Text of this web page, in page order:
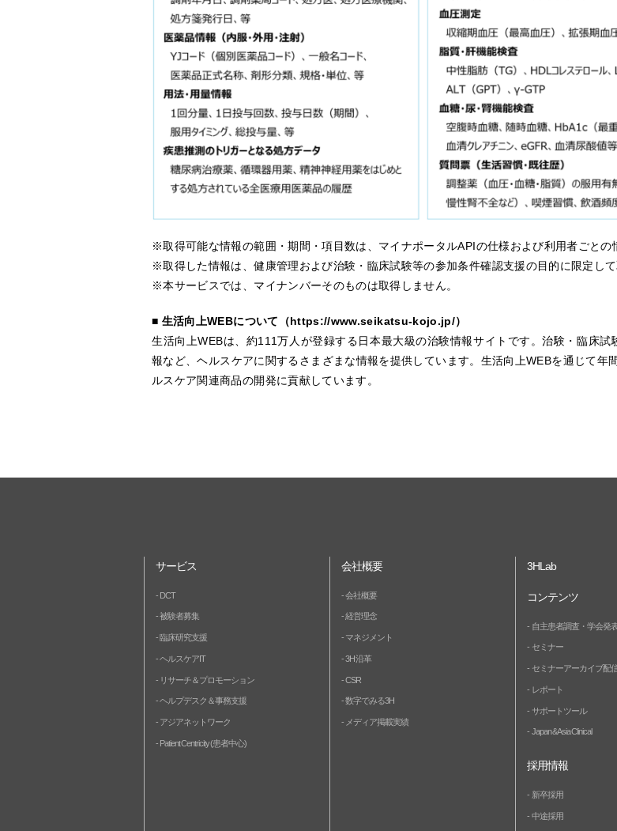
※取得可能な情報の範囲・期間・項目数は、マイナポータルAPIの仕様および利用者ごとの
※取得した情報は、健康管理および治験・臨床試験等の参加条件確認支援の目的に限定して
※本サービスでは、マイナンバーそのものは取得しません。
■ 生活向上WEBについて（https://www.seikatsu-kojo.jp/）
生活向上WEBは、約111万人が登録する日本最大級の治験情報サイトです。治験・臨床
報など、ヘルスケアに関するさまざまな情報を提供しています。生活向上WEBを通じて年
ルスケア関連商品の開発に貢献しています。
サービス
DCT
被験者募集
臨床研究支援
ヘルスケアIT
リサーチ＆プロモーション
ヘルプデスク＆事務支援
アジアネットワーク
Patient Centricity (患者中心)
会社概要
会社概要
経営理念
マネジメント
3H 沿革
CSR
数字でみる3H
メディア掲載実績
3HLab
コンテンツ
自主患者調査・学会発
セミナー
セミナーアーカイブ配
レポート
サポートツール
Japan & Asia Clinical
採用情報
新卒採用
中途採用